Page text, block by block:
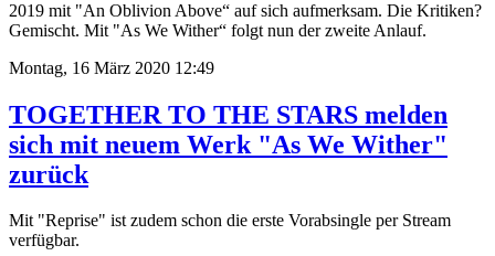
2019 mit "An Oblivion Above“ auf sich aufmerksam. Die Kritiken?
Gemischt. Mit "As We Wither“ folgt nun der zweite Anlauf.
Montag, 16 März 2020 12:49
TOGETHER TO THE STARS melden
sich mit neuem Werk "As We Wither"
zurück
Mit "Reprise" ist zudem schon die erste Vorabsingle per Stream
verfügbar.